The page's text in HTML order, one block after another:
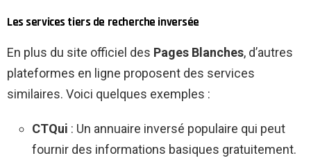
Les services tiers de recherche inversée
En plus du site officiel des Pages Blanches, d’autres
plateformes en ligne proposent des services
similaires. Voici quelques exemples :
CTQui : Un annuaire inversé populaire qui peut
fournir des informations basiques gratuitement.